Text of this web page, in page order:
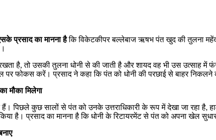
प्रसाद का मानना हैकि विकेटकीपर बल्लेबाज ऋषभ पंत खुद की तुलना
है, तो उसकी तुलना धोनी से की जाती है और शायद वह भी उस उत्साह
फोकस करें। प्रसाद ने कहा कि पंत को धोनी की परछाई से बाहर
मौका मिलेगा
पिछले कुछ सालों से पंत को उनके उत्तराधिकारी के रूप में देखा जा रहा है,
है। प्रसाद का मानना है कि धोनी के रिटायरमेंट से पंत को अपना खेल